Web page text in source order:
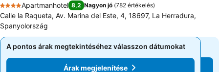
4 Kategória
Apartmanhotel 8,2 Nagyon jó (782 értékelés)
Calle la Raqueta, Av. Marina del Este, 4, 18697, La Herradura,
Spanyolország
A pontos árak megtekintéséhez válasszon dátumokat
Árak megjelenítése
A pontos árak megtekintéséhez válasszon dátumokat
Árak megjelenítése